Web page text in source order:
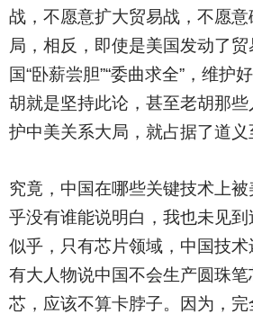
战，不愿意扩大贸易战，不愿
局，相反，即使是美国发动了
国“卧薪尝胆”“委曲求全”，维护
胡就是坚持此论，甚至老胡那
护中美关系大局，就占据了道义
究竟，中国在哪些关键技术上被
乎没有谁能说明白，我也未见到
似乎，只有芯片领域，中国技术
有大人物说中国不会生产圆珠
芯，应该不算卡脖子。因为，